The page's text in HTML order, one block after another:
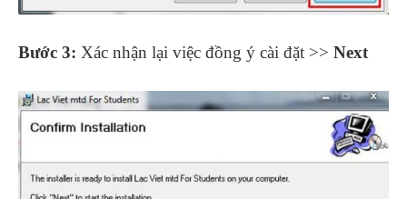
Bước 3: Xác nhận lại việc đồng ý cài đặt >> Next